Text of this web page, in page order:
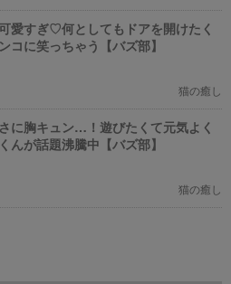
愛すぎ♡何としてもドアを開けたく
コに笑っちゃう【バズ部】
猫の癒し
に胸キュン…！遊びたくて元気よく
んが話題沸騰中【バズ部】
猫の癒し